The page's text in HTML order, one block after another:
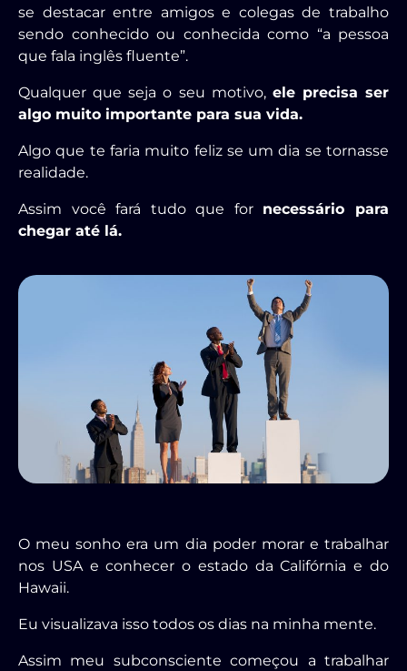
se destacar entre amigos e colegas de trabalho
sendo conhecido ou conhecida como “a pessoa
que fala inglês fluente”.
Qualquer que seja o seu motivo, ele precisa ser
algo muito importante para sua vida.
Algo que te faria muito feliz se um dia se tornasse
realidade.
Assim você fará tudo que for necessário para
chegar até lá.
O meu sonho era um dia poder morar e trabalhar
nos USA e conhecer o estado da Califórnia e do
Hawaii.
Eu visualizava isso todos os dias na minha mente.
Assim meu subconsciente começou a trabalhar